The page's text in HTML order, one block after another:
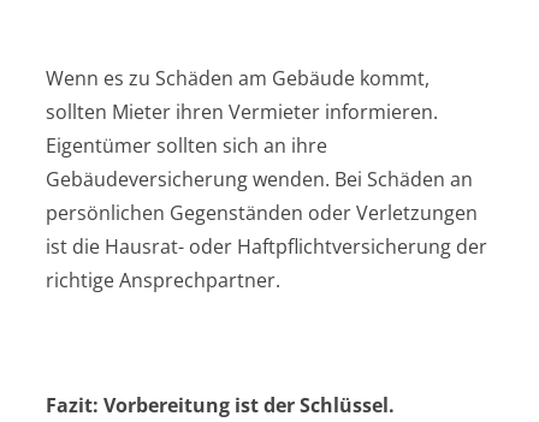
Wenn es zu Schäden am Gebäude kommt,
sollten Mieter ihren Vermieter informieren.
Eigentümer sollten sich an ihre
Gebäudeversicherung wenden. Bei Schäden an
persönlichen Gegenständen oder Verletzungen
ist die Hausrat- oder Haftpflichtversicherung der
richtige Ansprechpartner.
Fazit: Vorbereitung ist der Schlüssel.